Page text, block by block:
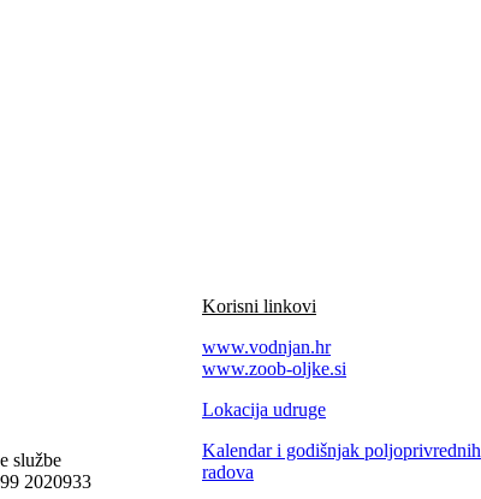
službe
2020933
Korisni linkovi
www.vodnjan.hr
www.zoob-oljke.si
Lokacija udruge
Kalendar i godišnjak poljoprivrednih
radova